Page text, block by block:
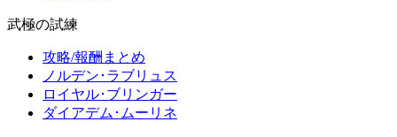
武極の試練
攻略/報酬まとめ
ノルデン･ラブリュス
ロイヤル･ブリンガー
ダイアデム･ムーリネ